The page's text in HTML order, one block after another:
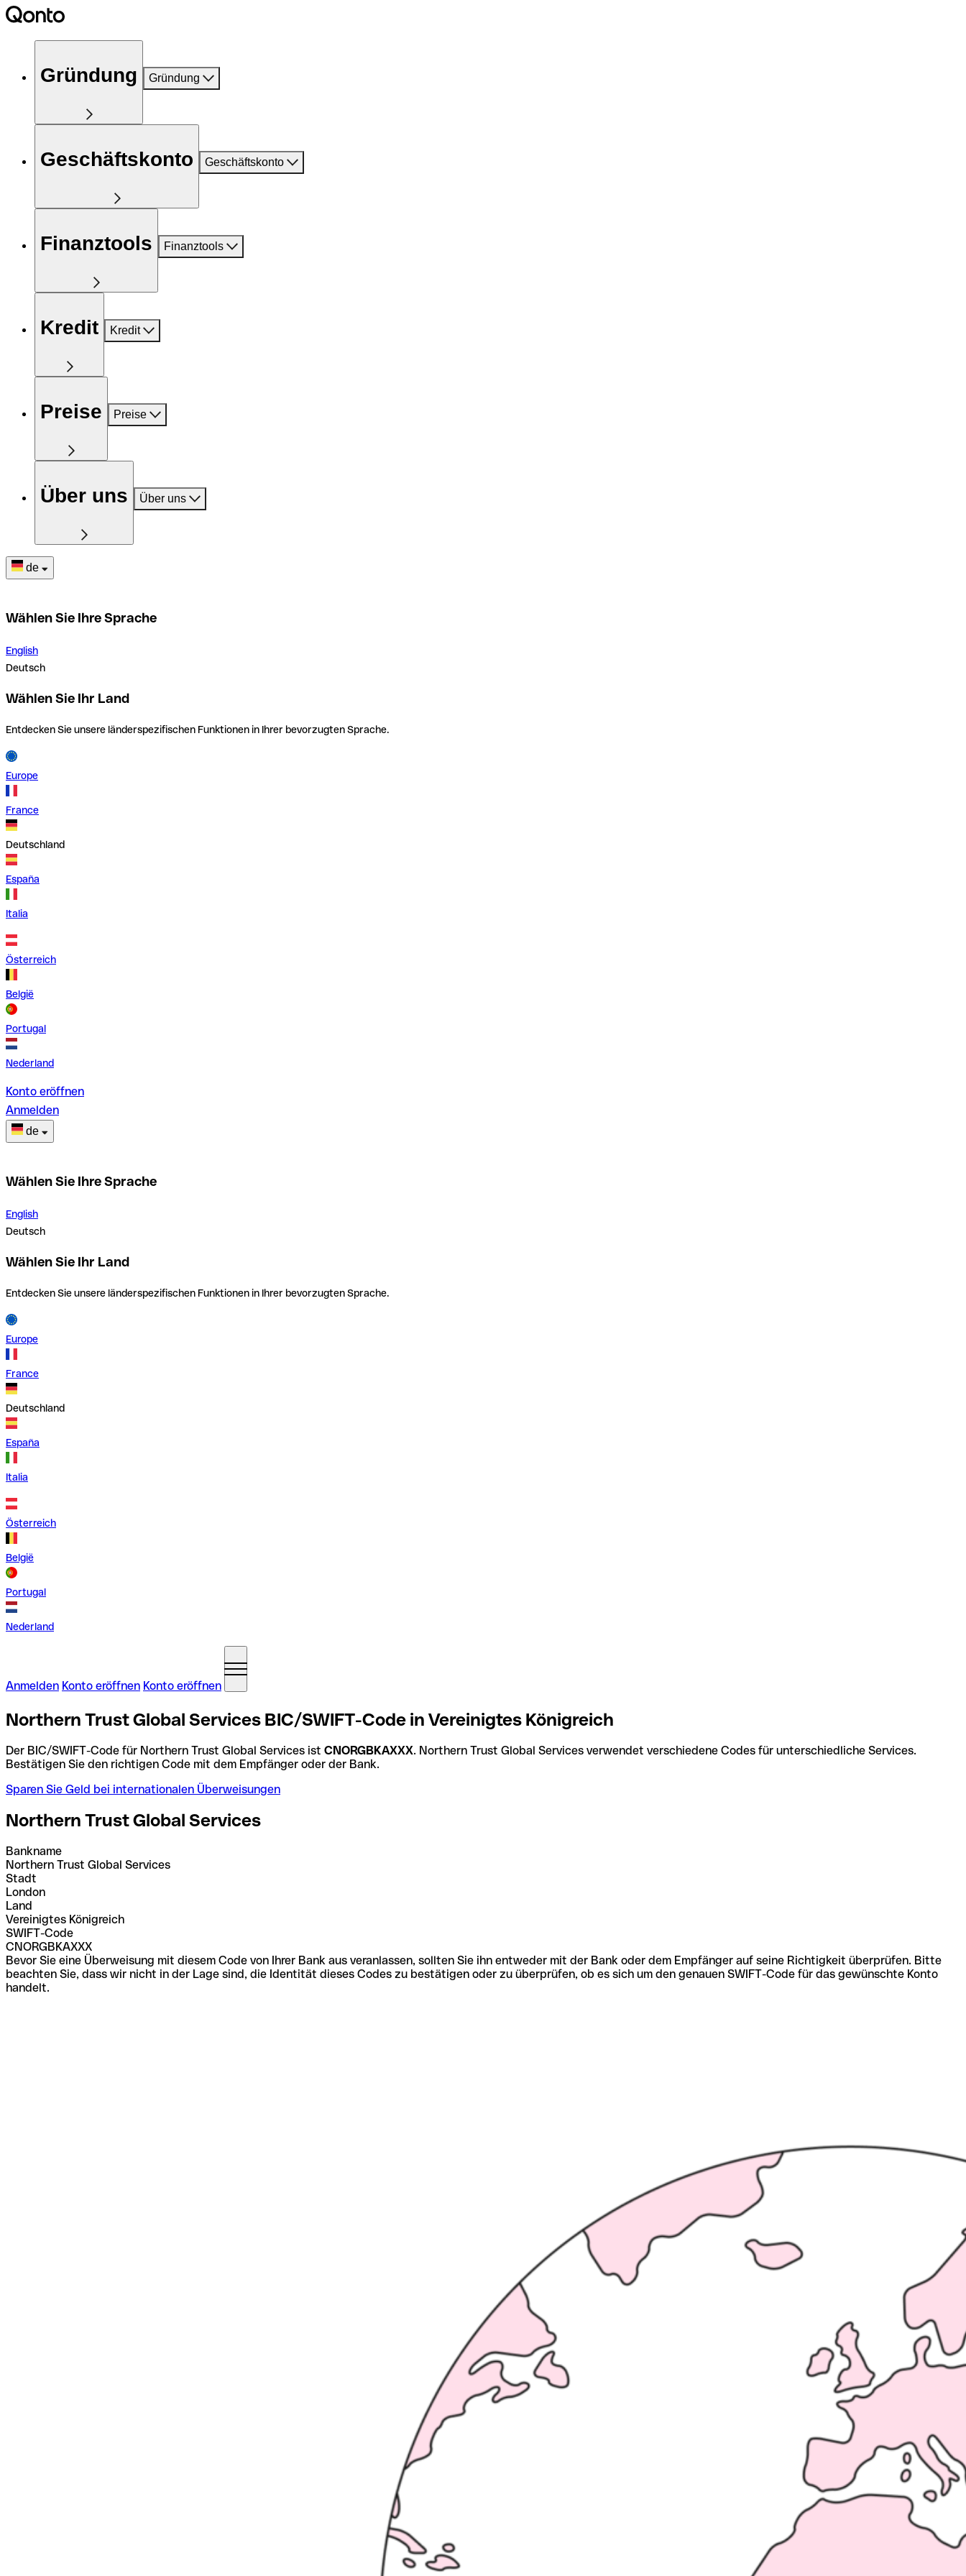
Gründung Gründung
Geschäftskonto Geschäftskonto
Finanztools Finanztools
Kredit Kredit
Preise Preise
Über uns Über uns
de
Wählen Sie Ihre Sprache
English
Deutsch
Wählen Sie Ihr Land
Entdecken Sie unsere länderspezifischen Funktionen in Ihrer bevorzugten Sprache.
Europe
France
Deutschland
España
Italia
Österreich
België
Portugal
Nederland
Konto eröffnen
Anmelden
de
Wählen Sie Ihre Sprache
English
Deutsch
Wählen Sie Ihr Land
Entdecken Sie unsere länderspezifischen Funktionen in Ihrer bevorzugten Sprache.
Europe
France
Deutschland
España
Italia
Österreich
België
Portugal
Nederland
Anmelden Konto eröffnen Konto eröffnen
Northern Trust Global Services BIC/SWIFT-Code in Vereinigtes Königreich
Der BIC/SWIFT-Code für Northern Trust Global Services ist CNORGBKAXXX. Northern Trust Global Services verwendet verschiedene Codes für unterschiedliche Services.
Bestätigen Sie den richtigen Code mit dem Empfänger oder der Bank.
Sparen Sie Geld bei internationalen Überweisungen
Northern Trust Global Services
Bankname
Northern Trust Global Services
Stadt
London
Land
Vereinigtes Königreich
SWIFT-Code
CNORGBKAXXX
Bevor Sie eine Überweisung mit diesem Code von Ihrer Bank aus veranlassen, sollten Sie ihn entweder mit der Bank oder dem Empfänger auf seine Richtigkeit überprüfen. Bitte
beachten Sie, dass wir nicht in der Lage sind, die Identität dieses Codes zu bestätigen oder zu überprüfen, ob es sich um den genauen SWIFT-Code für das gewünschte Konto
handelt.